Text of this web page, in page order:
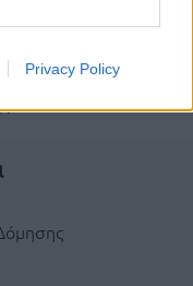
Privacy Policy